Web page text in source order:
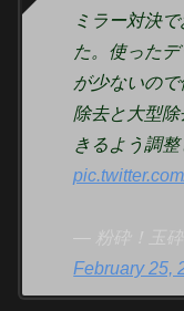
ミラー対決
た。使った
が少ないの
除去と大型
きるよう調
— 粉砕！玉砕
February 25,